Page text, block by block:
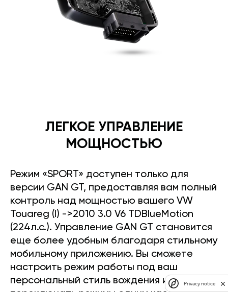
ЛЕГКОЕ УПРАВЛЕНИЕ
МОЩНОСТЬЮ
Режим «SPORT» доступен только для
версии GAN GT, предоставляя вам полный
контроль над мощностью вашего VW
Touareg (I) ->2010 3.0 V6 TDBlueMotion
(224л.с.). Управление GAN GT становится
еще более удобным благодаря стильному
мобильному приложению. Вы сможете
настроить режим работы под ваш
персональный стиль вождения и легкоPrivacy notice